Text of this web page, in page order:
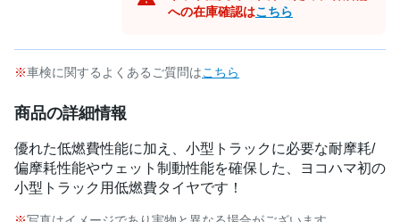
への在庫確認はこちら
車検に関するよくあるご質問はこちら
商品の詳細情報
優れた低燃費性能に加え、小型トラックに必要な耐摩耗/
偏摩耗性能やウェット制動性能を確保した、ヨコハマ初の
小型トラック用低燃費タイヤです！